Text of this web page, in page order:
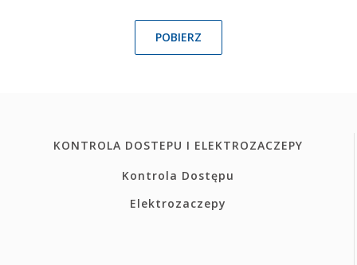
POBIERZ
KONTROLA DOSTEPU I ELEKTROZACZEPY
Kontrola Dostępu
Elektrozaczepy